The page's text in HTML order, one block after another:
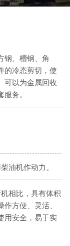
钢、槽钢、角
的冷态剪切，使
可以为金属回收
务。
油机作动力。
相比，具有体积
方便、灵活、
用安全，易于实